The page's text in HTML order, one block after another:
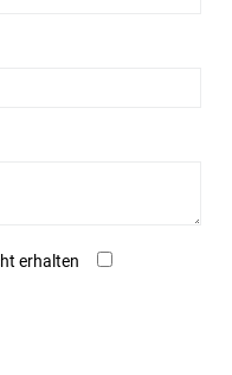
erhalten